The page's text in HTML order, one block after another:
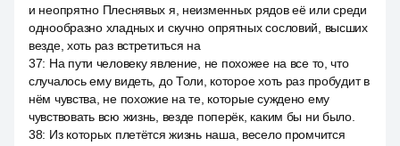
и неопрятно Плеснявых я, неизменных рядов её или среди
однообразно хладных и скучно опрятных сословий, высших
везде, хоть раз встретиться на
37: На пути человеку явление, не похожее на все то, что
случалось ему видеть, до Толи, которое хоть раз пробудит в
нём чувства, не похожие на те, которые суждено ему
чувствовать всю жизнь, везде поперёк, каким бы ни было.
38: Из которых плетётся жизнь наша, весело промчится